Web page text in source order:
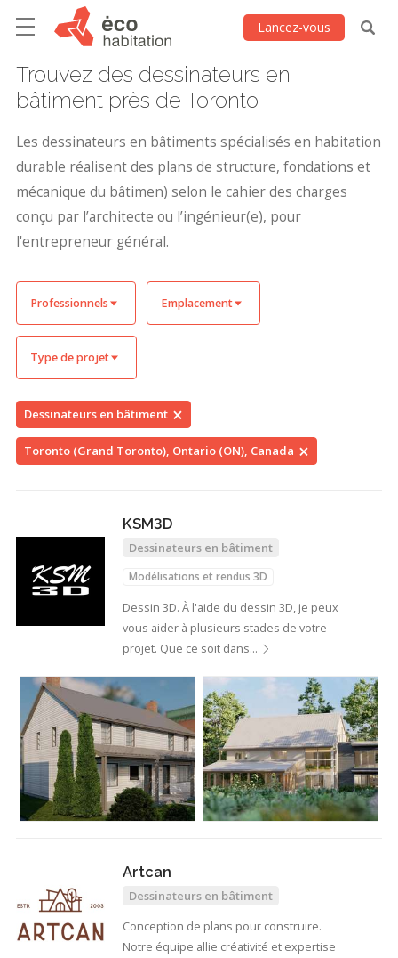
Lancez-vous
Trouvez des dessinateurs en
bâtiment près de Toronto
Les dessinateurs en bâtiments spécialisés en habitation
durable réalisent des plans de structure, fondations et
mécanique du bâtimen) selon le cahier des charges
conçu par l’architecte ou l’ingénieur(e), pour
l'entrepreneur général.
Professionnels Emplacement
Type de projet
Dessinateurs en bâtiment
Toronto (Grand Toronto), Ontario (ON), Canada
KSM3D
Dessinateurs en bâtiment
Modélisations et rendus 3D
Dessin 3D. À l'aide du dessin 3D, je peux
vous aider à plusieurs stades de votre
projet. Que ce soit dans…
Artcan
Dessinateurs en bâtiment
Conception de plans pour construire.
Notre équipe allie créativité et expertise